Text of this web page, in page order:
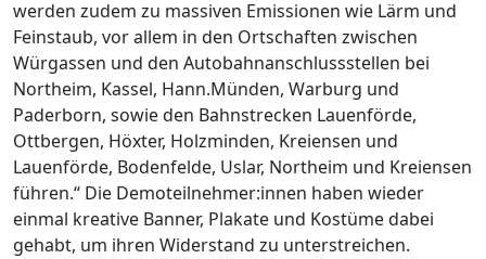
werden zudem zu massiven Emissionen wie Lärm und
Feinstaub, vor allem in den Ortschaften zwischen
Würgassen und den Autobahnanschlussstellen bei
Northeim, Kassel, Hann.Münden, Warburg und
Paderborn, sowie den Bahnstrecken Lauenförde,
Ottbergen, Höxter, Holzminden, Kreiensen und
Lauenförde, Bodenfelde, Uslar, Northeim und Kreiensen
führen.“ Die Demoteilnehmer:innen haben wieder
einmal kreative Banner, Plakate und Kostüme dabei
gehabt, um ihren Widerstand zu unterstreichen.